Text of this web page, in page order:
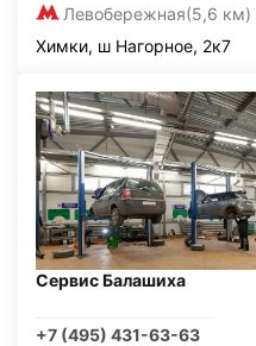
Левобережная(5,6 км)
Химки, ш Нагорное, 2к7
Сервис Балашиха
+7 (495) 431-63-63